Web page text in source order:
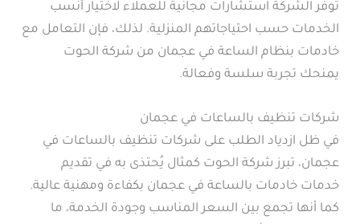
توفر الشركة استشارات مجانية للعملاء لاختيار أنسب
الخدمات حسب احتياجاتهم المنزلية. لذلك، فإن التعامل مع
خادمات بنظام الساعة في عجمان من شركة الحوت
يمنحك تجربة سلسة وفعالة.
شركات تنظيف بالساعات في عجمان
في ظل ازدياد الطلب على شركات تنظيف بالساعات في
عجمان، تبرز شركة الحوت كمثال يُحتذى به في تقديم
خدمات خادمات بالساعة في عجمان بكفاءة ومهنية عالية.
كما أنها تجمع بين السعر المناسب وجودة الخدمة، ما